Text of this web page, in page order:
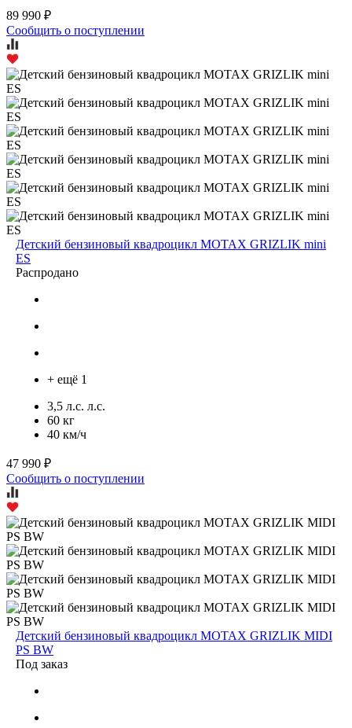
89 990 ₽
Сообщить о поступлении
Детский бензиновый квадроцикл MOTAX GRIZLIK mini
ES
Распродано
+ ещё 1
3,5 л.с. л.с.
60 кг
40 км/ч
47 990 ₽
Сообщить о поступлении
Детский бензиновый квадроцикл MOTAX GRIZLIK MIDI
PS BW
Под заказ